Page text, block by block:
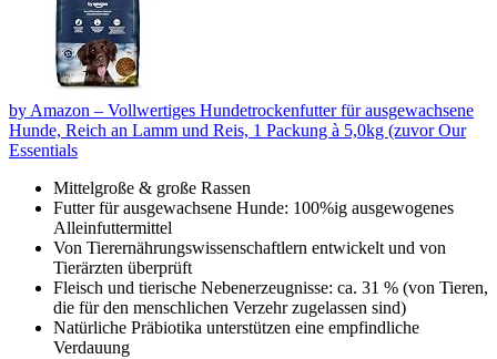
by Amazon – Vollwertiges Hundetrockenfutter für ausgewachsene
Hunde, Reich an Lamm und Reis, 1 Packung à 5,0kg (zuvor Our
Essentials
Mittelgroße & große Rassen
Futter für ausgewachsene Hunde: 100%ig ausgewogenes
Alleinfuttermittel
Von Tierernährungswissenschaftlern entwickelt und von
Tierärzten überprüft
Fleisch und tierische Nebenerzeugnisse: ca. 31 % (von Tieren,
die für den menschlichen Verzehr zugelassen sind)
Natürliche Präbiotika unterstützen eine empfindliche
Verdauung